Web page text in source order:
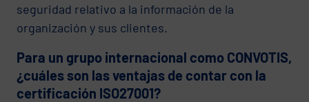
seguridad relativo a la información de la
organización y sus clientes.
Para un grupo internacional como CONVOTIS,
¿cuáles son las ventajas de contar con la
certificación ISO27001?